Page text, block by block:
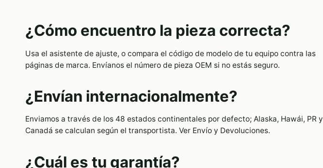
¿Cómo encuentro la pieza correcta?
Usa el asistente de ajuste, o compara el código de modelo de tu equipo contra las
páginas de marca. Envíanos el número de pieza OEM si no estás seguro.
¿Envían internacionalmente?
Enviamos a través de los 48 estados continentales por defecto; Alaska, Hawái, PR y
Canadá se calculan según el transportista. Ver Envío y Devoluciones.
¿Cuál es tu garantía?